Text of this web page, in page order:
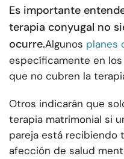
Es importante
terapia conyugal no
ocurre.Algunos planes
específicamente en
que no cubren la
Otros indicarán que
terapia matrimonial si
pareja está recibiendo
afección de salud